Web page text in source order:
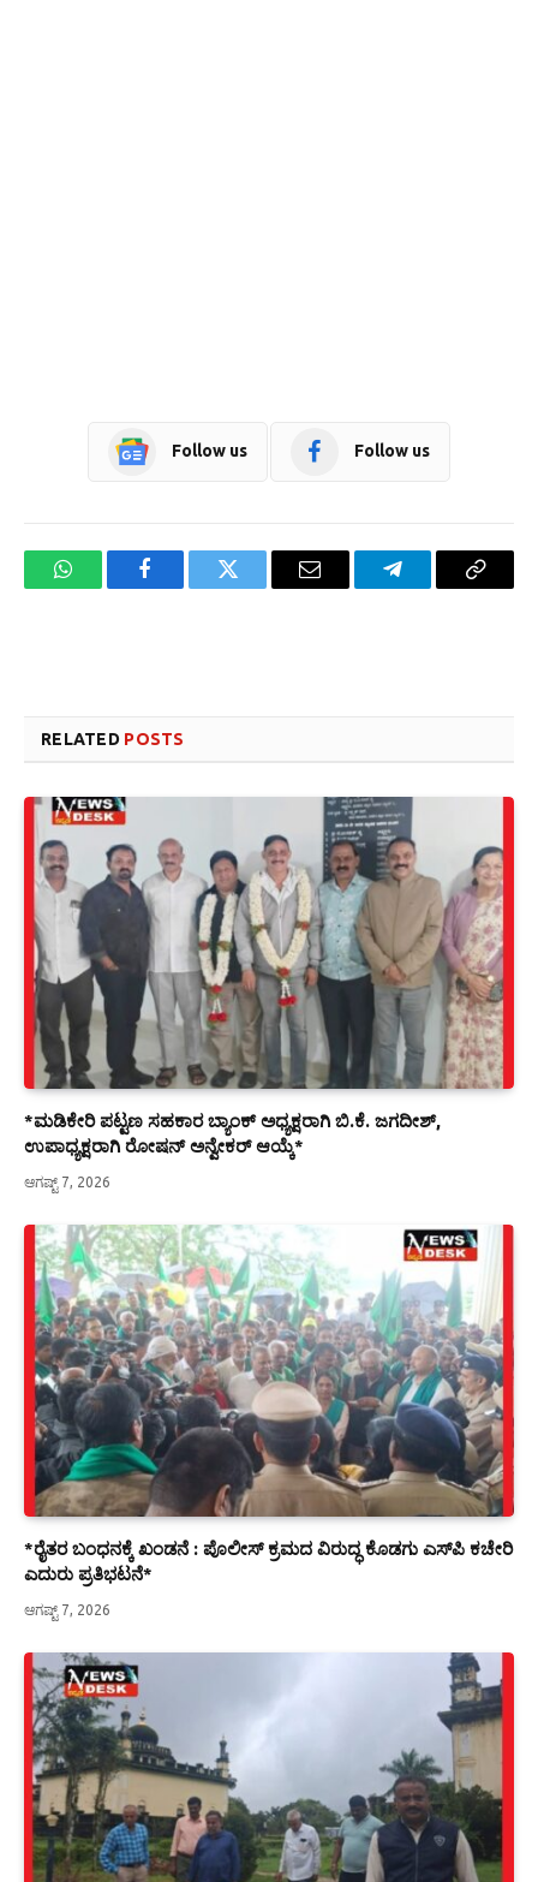
Follow us Follow us
WhatsAppFacebookTwitter Email TelegramCopy
RELATED POSTS
*ಮಡಿಕೇರಿ ಪಟ್ಟಣ ಸಹಕಾರ ಬ್ಯಾಂಕ್ ಅಧ್ಯಕ್ಷರಾಗಿ ಬಿ.ಕೆ. ಜಗದೀಶ್,
ಉಪಾಧ್ಯಕ್ಷರಾಗಿ ರೋಷನ್ ಅನ್ವೇಕರ್ ಆಯ್ಕೆ*
ಆಗಷ್ಟ್ 7, 2026
*ರೈತರ ಬಂಧನಕ್ಕೆ ಖಂಡನೆ : ಪೊಲೀಸ್ ಕ್ರಮದ ವಿರುದ್ಧ ಕೊಡಗು ಎಸ್‍ಪಿ ಕಚೇರಿ
ಎದುರು ಪ್ರತಿಭಟನೆ*
ಆಗಷ್ಟ್ 7, 2026